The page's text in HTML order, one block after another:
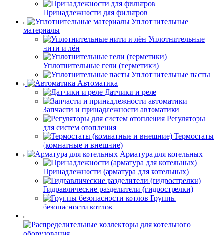
Принадлежности для фильтров
Уплотнительные
материалы
Уплотнительные
нити и лён
Уплотнительные гели (герметики)
Уплотнительные пасты
Автоматика
Датчики и реле
Запчасти и принадлежности автоматики
Регуляторы
для систем отопления
Термостаты
(комнатные и внешние)
Арматура для котельных
Принадлежности (арматура для котельных)
Гидравлические разделители (гидрострелки)
Группы
безопасности котлов